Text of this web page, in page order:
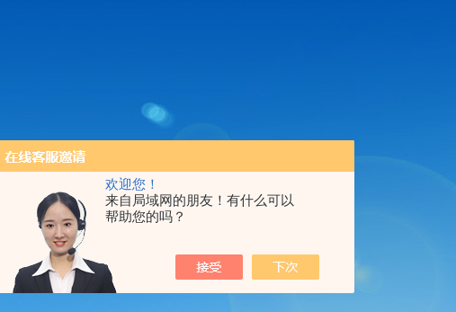
欢迎您！
来自局域网的朋友！有什么可以
帮助您的吗？